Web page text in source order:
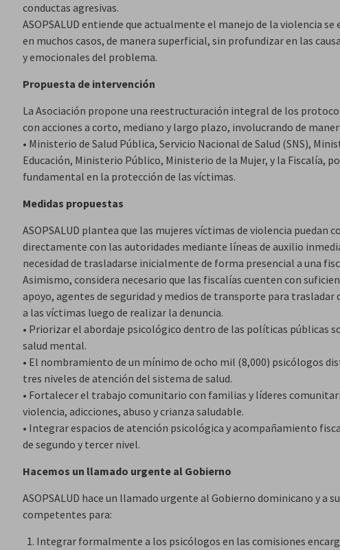
conductas agresivas.
ASOPSALUD entiende que actualmente el manejo de la violencia se
en muchos casos, de manera superficial, sin profundizar en las
y emocionales del problema.
Propuesta de intervención
La Asociación propone una reestructuración integral de los
con acciones a corto, mediano y largo plazo, involucrando de
• Ministerio de Salud Pública, Servicio Nacional de Salud (SNS),
Educación, Ministerio Público, Ministerio de la Mujer, y la Fiscalía,
fundamental en la protección de las víctimas.
Medidas propuestas
ASOPSALUD plantea que las mujeres víctimas de violencia puedan
directamente con las autoridades mediante líneas de auxilio
necesidad de trasladarse inicialmente de forma presencial a una
Asimismo, considera necesario que las fiscalías cuenten con
apoyo, agentes de seguridad y medios de transporte para trasladar
a las víctimas luego de realizar la denuncia.
• Priorizar el abordaje psicológico dentro de las políticas públicas
salud mental.
• El nombramiento de un mínimo de ocho mil (8,000) psicólogos
tres niveles de atención del sistema de salud.
• Fortalecer el trabajo comunitario con familias y líderes
violencia, adicciones, abuso y crianza saludable.
• Integrar espacios de atención psicológica y acompañamiento
de segundo y tercer nivel.
Hacemos un llamado urgente al Gobierno
ASOPSALUD hace un llamado urgente al Gobierno dominicano y a
competentes para:
Integrar formalmente a los psicólogos en las comisiones